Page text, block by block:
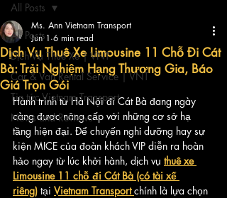
All Posts
Dịch Vụ Thuê Xe | VNT
Car & Van Rental Service | VNT
Tin tức Vietnam Transport
News and Reviews
All Posts
Dịch Vụ Thuê Xe Limousine 11 Chỗ Đi Cát
Bà: Trải Nghiệm Hạng Thương Gia, Báo
Giá Trọn Gói
Ms. Ann Vietnam Transport
Jun 1 6 min read
Hành trình từ Hà Nội đi Cát Bà đang ngày
càng được nâng cấp với những cơ sở hạ
tầng hiện đại. Để chuyến nghỉ dưỡng hay sự
kiện MICE của đoàn khách VIP diễn ra hoàn
hảo ngay từ lúc khởi hành, dịch vụ thuê xe
Limousine 11 chỗ đi Cát Bà (có tài xế
riêng) tại Vietnam Transport chính là lựa chọn